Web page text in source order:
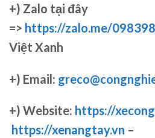
+) Zalo tại đây
=> https://zalo.me/
Việt Xanh
+) Email:
+) Website: https://
https://xenangtay.vn –